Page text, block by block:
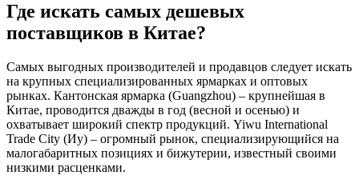
Где искать самых дешевых
поставщиков в Китае?
Самых выгодных производителей и продавцов следует искать
на крупных специализированных ярмарках и оптовых
рынках. Кантонская ярмарка (Guangzhou) – крупнейшая в
Китае, проводится дважды в год (весной и осенью) и
охватывает широкий спектр продукций. Yiwu International
Trade City (Иу) – огромный рынок, специализирующийся на
малогабаритных позициях и бижутерии, известный своими
низкими расценками.